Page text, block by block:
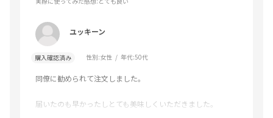
ユッキーン
購入確認済み 性別:女性 年代:50代
同僚に勧められて注文しました。
届いたのも早かったしとても美味しくいただきました。